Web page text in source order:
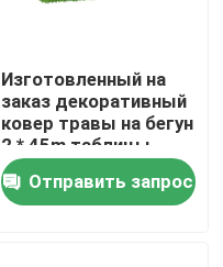
Изготовленный на
заказ декоративный
ковер травы на бегун
2 * 45m таблицы
таблицы/травы Faux
Отправить запрос